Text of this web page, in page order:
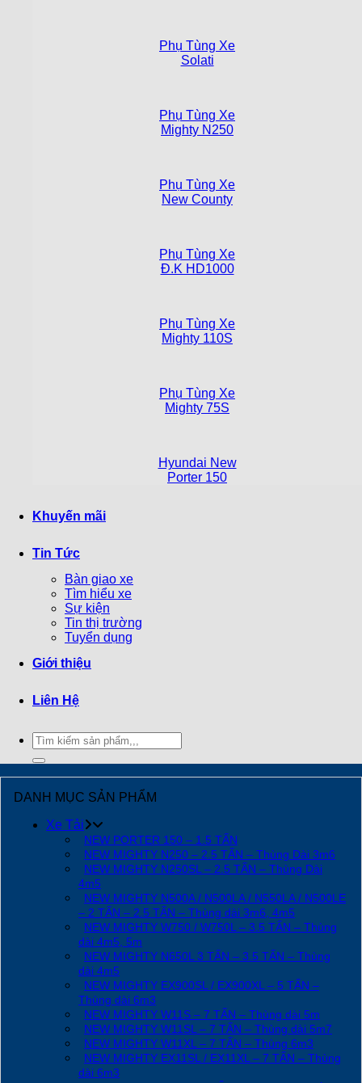
Phụ Tùng Xe
Solati
Phụ Tùng Xe
Mighty N250
Phụ Tùng Xe
New County
Phụ Tùng Xe
Đ.K HD1000
Phụ Tùng Xe
Mighty 110S
Phụ Tùng Xe
Mighty 75S
Hyundai New
Porter 150
Khuyến mãi
Tin Tức
Bàn giao xe
Tìm hiểu xe
Sự kiện
Tin thị trường
Tuyển dụng
Giới thiệu
Liên Hệ
Tìm
kiếm:
DANH MỤC SẢN PHẨM
Xe Tải
NEW PORTER 150 – 1.5 TẤN
NEW MIGHTY N250 – 2.5 TẤN – Thùng Dài 3m6
NEW MIGHTY N250SL – 2.5 TẤN – Thùng Dài
4m5
NEW MIGHTY N500A / N500LA / N550LA / N500LE
– 2 TẤN – 2.5 TẤN – Thùng dài 3m6, 4m5
NEW MIGHTY W750 / W750L – 3.5 TẤN – Thùng
dài 4m5, 5m
NEW MIGHTY N650L 3 TẤN – 3.5 TẤN – Thùng
dài 4m5
NEW MIGHTY EX900SL / EX900XL – 5 TẤN –
Thùng dài 6m3
NEW MIGHTY W11S – 7 TẤN – Thùng dài 5m
NEW MIGHTY W11SL – 7 TẤN – Thùng dài 5m7
NEW MIGHTY W11XL – 7 TẤN – Thùng 6m3
NEW MIGHTY EX11SL / EX11XL – 7 TẤN – Thùng
dài 6m3